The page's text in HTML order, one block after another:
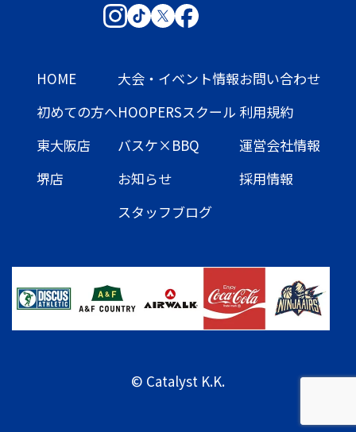
HOME
初めての方へ
東大阪店
堺店
大会・イベント情報
HOOPERSスクール
バスケ×BBQ
お知らせ
スタッフブログ
お問い合わせ
利用規約
運営会社情報
採用情報
© Catalyst K.K.